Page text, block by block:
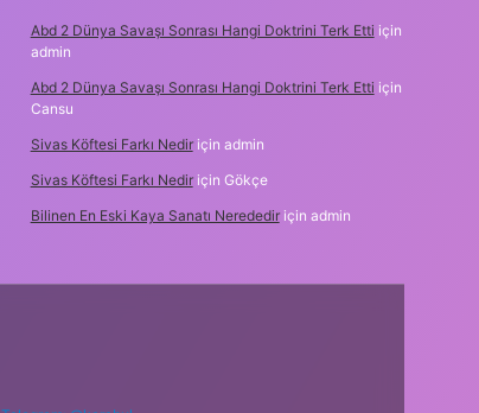
Abd 2 Dünya Savaşı Sonrası Hangi Doktrini Terk Etti için
admin
Abd 2 Dünya Savaşı Sonrası Hangi Doktrini Terk Etti için
Cansu
Sivas Köftesi Farkı Nediriçin admin
Sivas Köftesi Farkı Nediriçin Gökçe
Bilinen En Eski Kaya Sanatı Neredediriçin admin